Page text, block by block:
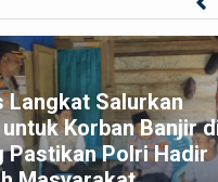
Langkat Salurkan
Korban Banjir
Pastikan Polri Hadir